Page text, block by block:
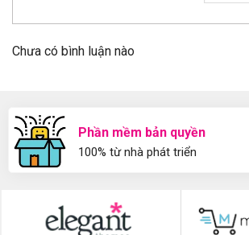
Chưa có bình luận nào
Phần mềm bản quyền
100% từ nhà phát triển